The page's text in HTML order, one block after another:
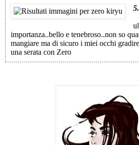
importanza..bello e tenebroso..non so
mangiare ma di sicuro i miei occhi
una serata con Zero